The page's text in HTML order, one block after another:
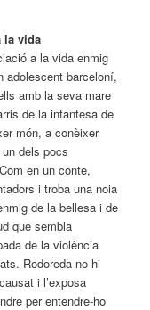
la vida
a la vida enmig
adolescent barceloní,
amb la seva mare
de la infantesa de
món, a conèixer
dels pocs
en un conte,
i troba una noia
de la bellesa i de
que sembla
de la violència
Rodoreda no hi
i l’exposa
per entendre-ho